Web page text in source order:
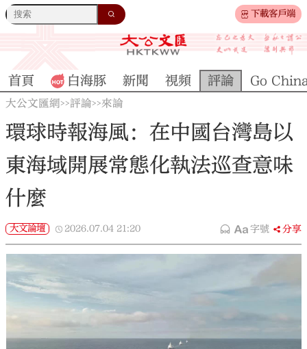
下載客戶端
首頁 白海豚 新聞 視頻 評論 Go
大公文匯網>>評論>>來論
環球時報海風：在中國台灣島以
東海域開展常態化執法巡查意味
什麼
大文論壇 2026.07.04 21:20 字號 分享